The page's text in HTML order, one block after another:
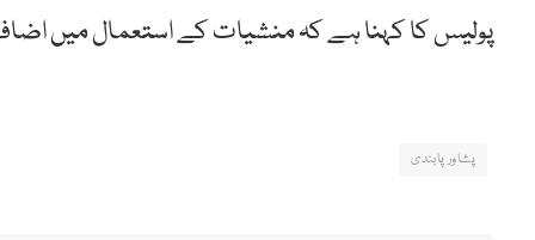
پولیس کا کہنا ہے کہ منشیات کے استعمال میں
پشاور پابندی